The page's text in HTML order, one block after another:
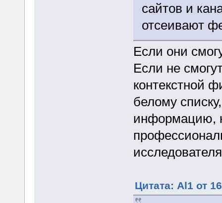
сайтов и
отсеивают
Если они
Если не
контекстной
белому
информацию,
Цитата: Al1 от